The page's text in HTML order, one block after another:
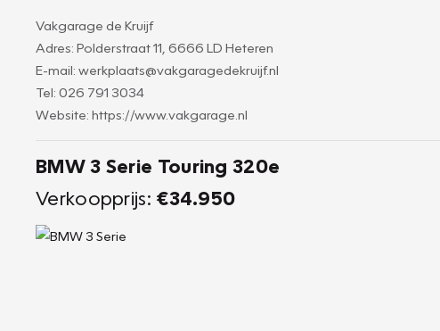
Vakgarage de Kruijf
Adres: Polderstraat 11, 6666 LD Heteren
E-mail: werkplaats@vakgaragedekruijf.nl
Tel: 026 791 3034
Website: https://www.vakgarage.nl
BMW 3 Serie Touring 320e
Verkoopprijs: €34.950